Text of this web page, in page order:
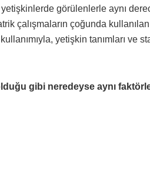
görülenlerle aynı
çalışmaların çoğunda
yetişkin tanımları ve
gibi neredeyse aynı